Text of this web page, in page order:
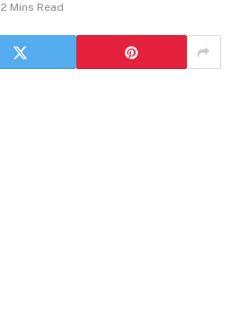
2 Mins Read